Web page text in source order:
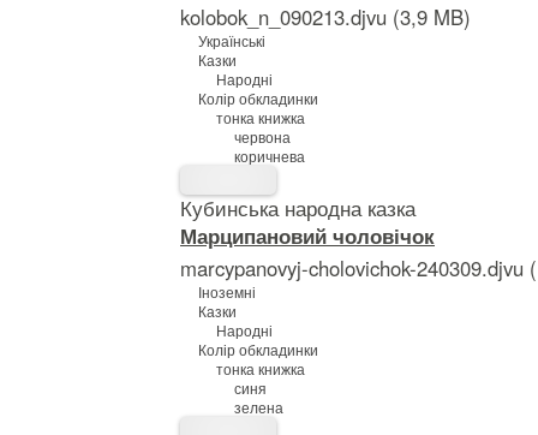
kolobok_n_090213.djvu (3,9 MB)
Українські
Казки
Народні
Колір обкладинки
тонка книжка
червона
коричнева
Кубинська народна казка
Марципановий чоловічок
marcypanovyj-cholovichok-240309.djvu
Іноземні
Казки
Народні
Колір обкладинки
тонка книжка
синя
зелена